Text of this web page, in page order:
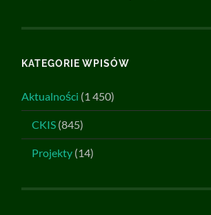
KATEGORIE WPISÓW
Aktualności (1 450)
CKIS (845)
Projekty (14)